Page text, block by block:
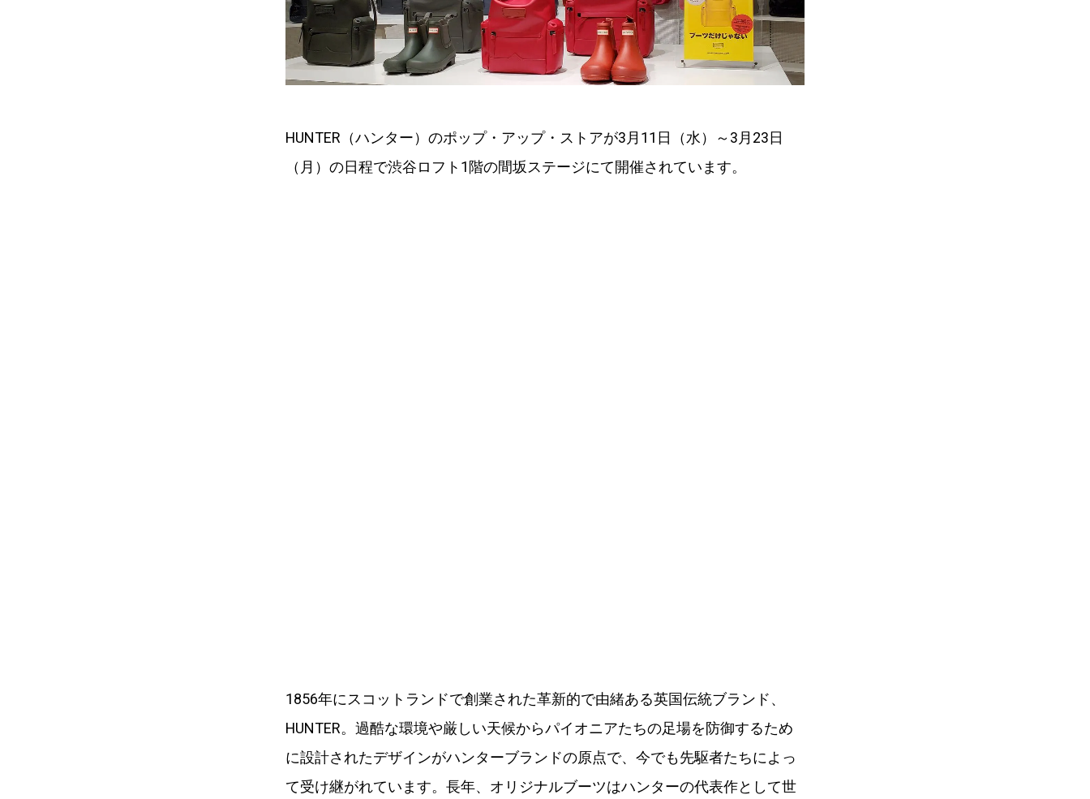
HUNTER（ハンター）のポップ・アップ・ストアが3月11日（水）～3月23日
（月）の日程で渋谷ロフト1階の間坂ステージにて開催されています。
1856年にスコットランドで創業された革新的で由緒ある英国伝統ブランド、
HUNTER。過酷な環境や厳しい天候からパイオニアたちの足場を防御するため
に設計されたデザインがハンターブランドの原点で、今でも先駆者たちによっ
て受け継がれています。長年、オリジナルブーツはハンターの代表作として世